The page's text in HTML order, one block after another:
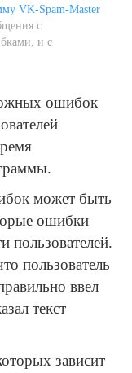
VK-Spam-Master
с
и с
ошибок
может быть
ошибки
пользователей.
пользователь
ввел
текст
зависит